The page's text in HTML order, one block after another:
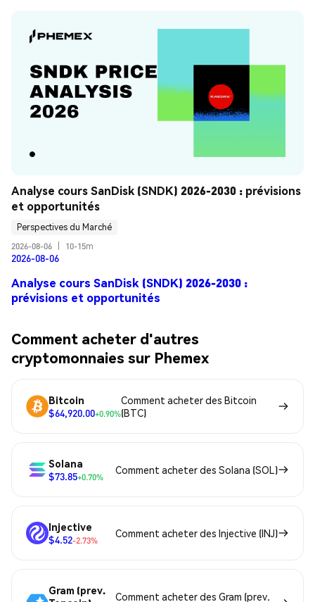
Analyse cours SanDisk (SNDK) 2026-2030 : prévisions
et opportunités
Perspectives du Marché
2026-08-06
10-15m
2026-08-06
Analyse cours SanDisk (SNDK) 2026-2030 :
prévisions et opportunités
Comment acheter d'autres
cryptomonnaies sur Phemex
Bitcoin
$64,920.00+0.90%
Comment acheter des Bitcoin
(BTC)
Solana
$73.85+0.70%
Comment acheter des Solana (SOL)
Injective
$4.52-2.73%
Comment acheter des Injective (INJ)
Gram (prev.
Comment acheter des Gram (prev.